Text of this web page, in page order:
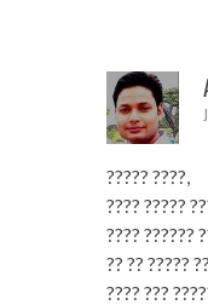
????? ????,
???? ?????
???? ??????
?? ?? ?????
???? ???